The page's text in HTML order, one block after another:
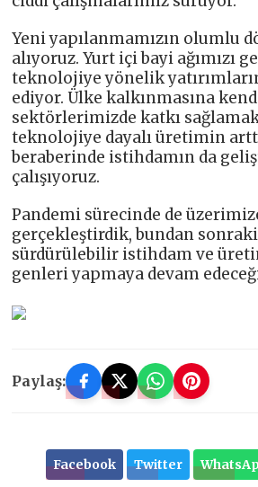
Yeni yapılanmamızın olumlu
alıyoruz. Yurt içi bayi ağımızı
teknolojiye yönelik
ediyor. Ülke kalkınmasına
sektörlerimizde katkı
teknolojiye dayalı üretimin
beraberinde istihdamın da
çalışıyoruz.
Pandemi sürecinde de
gerçekleştirdik, bundan
sürdürülebilir istihdam ve
genleri yapmaya devam
Paylaş:
Facebook Twitter